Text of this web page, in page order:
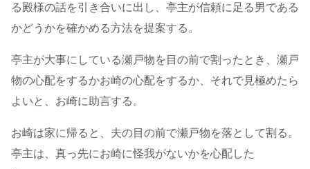
る殿様の話を引き合いに出し、亭主が信頼に足る男である
かどうかを確かめる方法を提案する。
亭主が大事にしている瀬戸物を目の前で割ったとき、瀬戸
物の心配をするかお崎の心配をするか、それで見極めたら
よいと、お崎に助言する。
お崎は家に帰ると、夫の目の前で瀬戸物を落として割る。
亭主は、真っ先にお崎に怪我がないかを心配した